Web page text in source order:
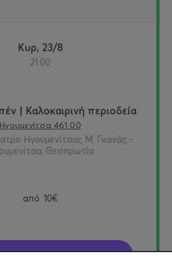
Κυρ, 23/8
21:00
| Καλοκαιρινή περιοδεία
Ηγουμενίτσα 461 00
Ηγουμενίτσας Μ. Γκανάς -
Θεσπρωτία
από 10€
Εισιτήρια